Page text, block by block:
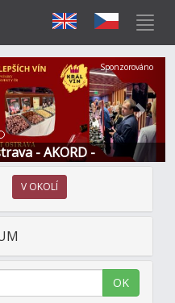
- AKORD -
Další
Sponzorováno
V OKOLÍ
OK